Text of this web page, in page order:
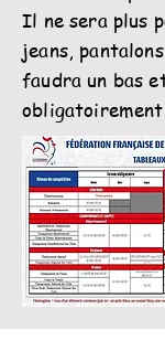
Il ne sera plus
jeans,
faudra un bas
obligatoirement